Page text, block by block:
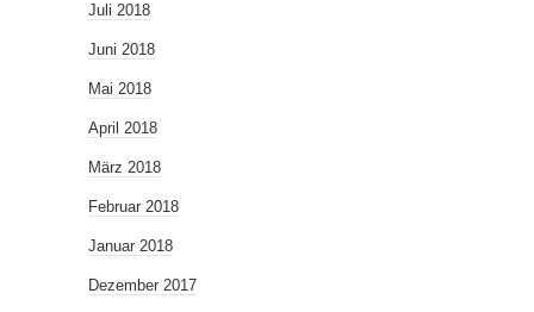
Juli 2018
Juni 2018
Mai 2018
April 2018
März 2018
Februar 2018
Januar 2018
Dezember 2017